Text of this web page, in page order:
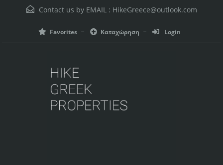
Contact us by EMAIL : HikeGreece@outlook.com
Favorites Καταχώρηση Login